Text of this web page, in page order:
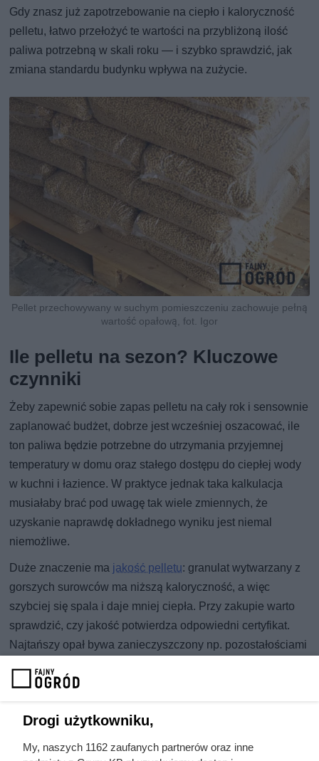
Gdy znasz już zapotrzebowanie na ciepło i kaloryczność
pelletu, łatwo przełożyć te wartości na przybliżoną ilość
paliwa potrzebną w skali roku — i szybko sprawdzić, jak
zmiana standardu budynku wpływa na zużycie.
Pellet przechowywany w suchym pomieszczeniu zachowuje pełną
wartość opałową, fot. Igor
Ile pelletu na sezon? Kluczowe
czynniki
Żeby zapewnić sobie zapas pelletu na cały rok i sensownie
zaplanować budżet, dobrze jest wcześniej oszacować, ile
ton paliwa będzie potrzebne do utrzymania przyjemnej
temperatury w domu oraz stałego dostępu do ciepłej wody
w kuchni i łazience. W praktyce jednak taka kalkulacja
musiałaby brać pod uwagę tak wiele zmiennych, że
uzyskanie naprawdę dokładnego wyniku jest niemal
niemożliwe.
Duże znaczenie ma jakość pelletu: granulat wytwarzany z
gorszych surowców ma niższą kaloryczność, a więc
szybciej się spala i daje mniej ciepła. Przy zakupie warto
sprawdzić, czy jakość potwierdza odpowiedni certyfikat.
Najtańszy opał bywa zanieczyszczony np. pozostałościami
przyspieszać zużycie i awarie pieca.
jego brak), bo to on w dużej mierze decyduje o obciążeniu
kotła i realnym zużyciu paliwa. Warto uwzględnić to już na
Drogi użytkowniku,
My, naszych 1162 zaufanych partnerów oraz inne